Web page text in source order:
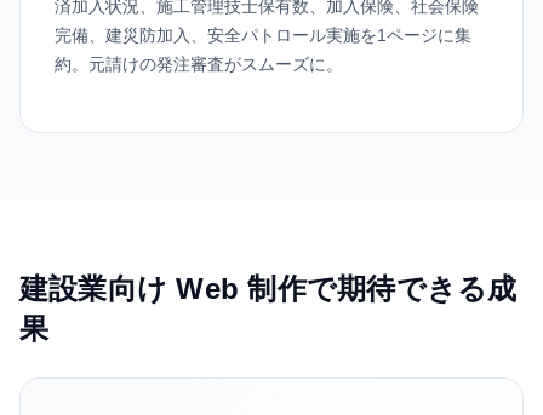
済加入状況、施工管理技士保有数、加入保険、社会保険
完備、建災防加入、安全パトロール実施を1ページに集
約。元請けの発注審査がスムーズに。
建設業向け Web 制作で期待できる成
果